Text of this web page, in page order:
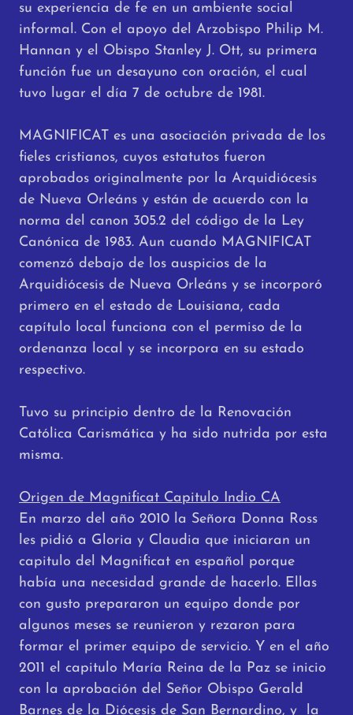
su experiencia de fe en un ambiente social
informal. Con el apoyo del Arzobispo Philip M.
Hannan y el Obispo Stanley J. Ott, su primera
función fue un desayuno con oración, el cual
tuvo lugar el día 7 de octubre de 1981.
MAGNIFICAT es una asociación privada de los
fieles cristianos, cuyos estatutos fueron
aprobados originalmente por la Arquidiócesis
de Nueva Orleáns y están de acuerdo con la
norma del canon 305.2 del código de la Ley
Canónica de 1983. Aun cuando MAGNIFICAT
comenzó debajo de los auspicios de la
Arquidiócesis de Nueva Orleáns y se incorporó
primero en el estado de Louisiana, cada
capítulo local funciona con el permiso de la
ordenanza local y se incorpora en su estado
respectivo.
Tuvo su principio dentro de la Renovación
Católica Carismática y ha sido nutrida por esta
misma.
Origen de Magnificat Capitulo Indio CA
En marzo del año 2010 la Señora Donna Ross
les pidió a Gloria y Claudia que iniciaran un
capitulo del Magnificat en español porque
había una necesidad grande de hacerlo. Ellas
con gusto prepararon un equipo donde por
algunos meses se reunieron y rezaron para
formar el primer equipo de servicio. Y en el año
2011 el capitulo María Reina de la Paz se inicio
con la aprobación del Señor Obispo Gerald
Barnes de la Diócesis de San Bernardino, y la